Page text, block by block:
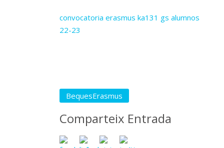
convocatoria erasmus ka131 gs alumnos
22-23
BequesErasmus
Comparteix Entrada